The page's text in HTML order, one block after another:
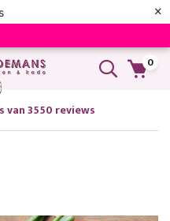
×
0
van 3550 reviews